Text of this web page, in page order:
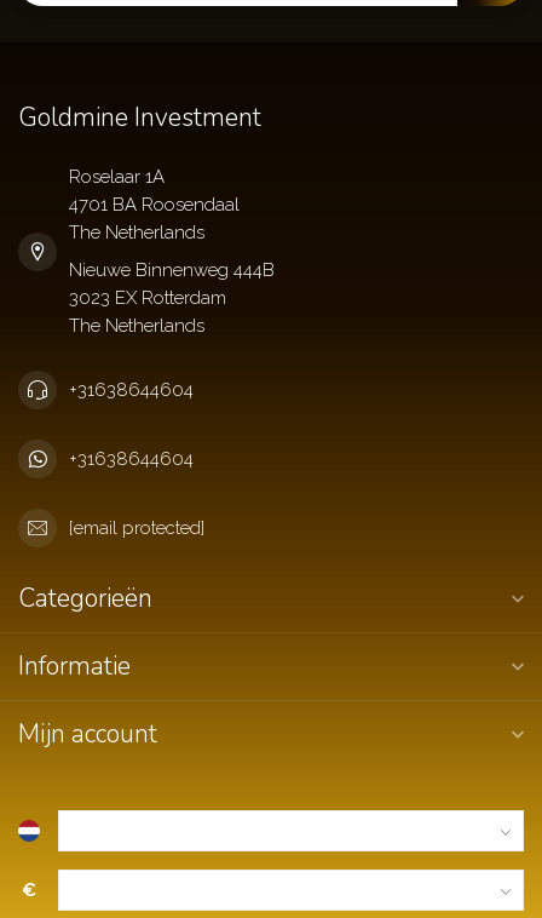
Goldmine Investment
Roselaar 1A
4701 BA Roosendaal
The Netherlands
+31638644604
+31638644604
[email protected]
Categorieën
Informatie
Mijn account
€